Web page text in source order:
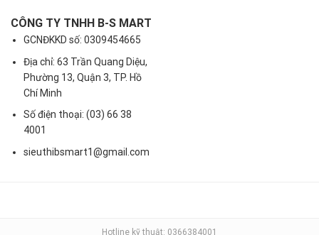
CÔNG TY TNHH B-S MART
GCNĐKKD số: 0309454665
Địa chỉ: 63 Trần Quang Diệu,
Phường 13, Quận 3, TP. Hồ
Chí Minh
Số điện thoại: (03) 66 38
4001
sieuthibsmart1@gmail.com
Hotline kỹ thuật: 0366384001